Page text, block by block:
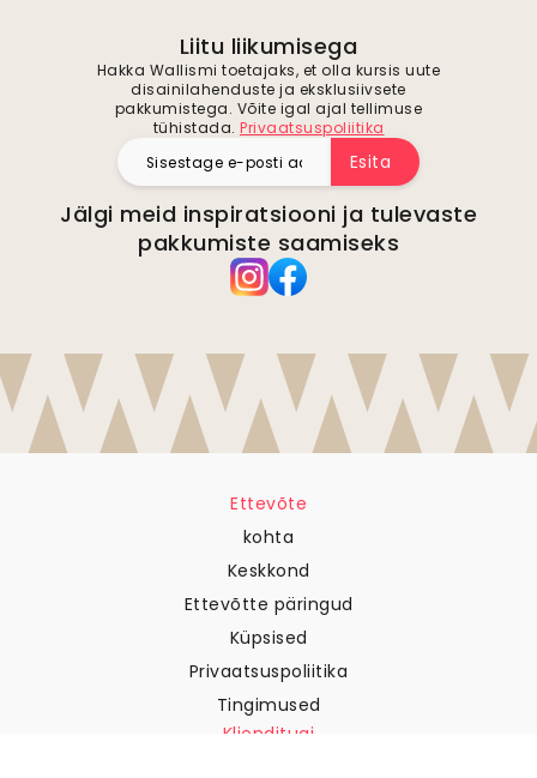
Liitu liikumisega
Hakka Wallismi toetajaks, et olla kursis uute
disainilahenduste ja eksklusiivsete
pakkumistega. Võite igal ajal tellimuse
tühistada. Privaatsuspoliitika
Esita
Jälgi meid inspiratsiooni ja tulevaste
pakkumiste saamiseks
Ettevõte
kohta
Keskkond
Ettevõtte päringud
Küpsised
Privaatsuspoliitika
Tingimused
Klienditugi